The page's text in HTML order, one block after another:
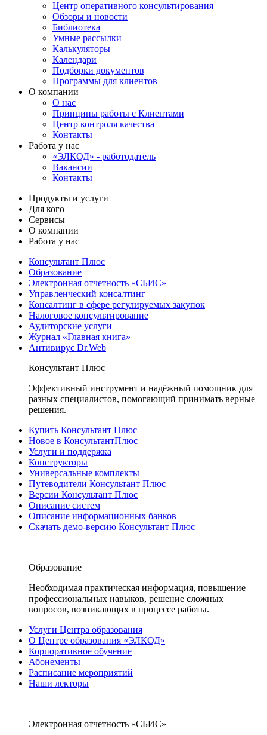
Центр оперативного консультирования
Обзоры и новости
Библиотека
Умные рассылки
Калькуляторы
Календари
Подборки документов
Программы для клиентов
О компании
О нас
Принципы работы с Клиентами
Центр контроля качества
Контакты
Работа у нас
«ЭЛКОД» - работодатель
Вакансии
Контакты
Продукты и услуги
Для кого
Сервисы
О компании
Работа у нас
Консультант Плюс
Образование
Электронная отчетность «СБИС»
Управленческий консалтинг
Консалтинг в сфере регулируемых закупок
Налоговое консультирование
Аудиторские услуги
Журнал «Главная книга»
Антивирус Dr.Web
Консультант Плюс
Эффективный инструмент и надёжный помощник для
разных специалистов, помогающий принимать верные
решения.
Купить Консультант Плюс
Новое в КонсультантПлюс
Услуги и поддержка
Конструкторы
Универсальные комплекты
Путеводители Консультант Плюс
Версии Консультант Плюс
Описание систем
Описание информационных банков
Скачать демо-версию Консультант Плюс
Образование
Необходимая практическая информация, повышение
профессиональных навыков, решение сложных
вопросов, возникающих в процессе работы.
Услуги Центра образования
О Центре образования «ЭЛКОД»
Корпоративное обучение
Абонементы
Расписание мероприятий
Наши лекторы
Электронная отчетность «СБИС»